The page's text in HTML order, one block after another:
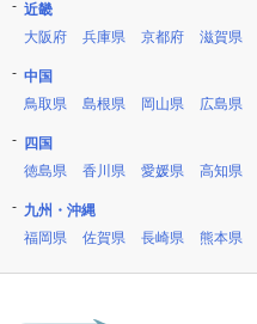
近畿
大阪府
兵庫県 京都府 滋賀県
中国
鳥取県
島根県 岡山県 広島県
四国
徳島県
香川県 愛媛県 高知県
九州・沖縄
福岡県
佐賀県 長崎県 熊本県